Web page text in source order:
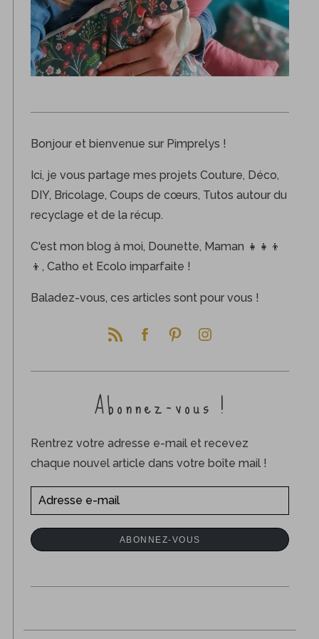
Bonjour et bienvenue sur Pimprelys !
Ici, je vous partage mes projets Couture, Déco,
DIY, Bricolage, Coups de cœurs, Tutos autour du
recyclage et de la récup.
C'est mon blog à moi, Dounette, Maman 👧👧👦
👦, Catho et Ecolo imparfaite !
Baladez-vous, ces articles sont pour vous !
Abonnez-vous !
Rentrez votre adresse e-mail et recevez
chaque nouvel article dans votre boîte mail !
d
r
ABONNEZ-VOUS